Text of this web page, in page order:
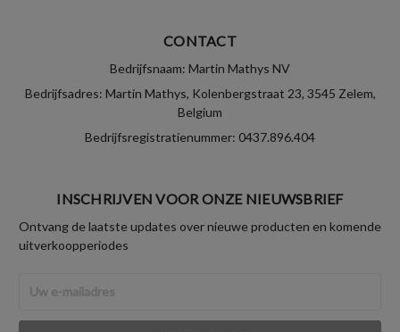
CONTACT
Bedrijfsnaam: Martin Mathys NV
Bedrijfsadres: Martin Mathys, Kolenbergstraat 23, 3545 Zelem,
Belgium
Bedrijfsregistratienummer: 0437.896.404
INSCHRIJVEN VOOR ONZE NIEUWSBRIEF
Ontvang de laatste updates over nieuwe producten en komende
uitverkoopperiodes
mailadres